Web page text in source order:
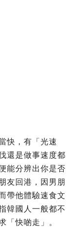
快，有「光速
還是做事速度都
能分辨出你是否
友回港，因男朋
帶他體驗速食文
韓國人一般都不
「快啲走」。